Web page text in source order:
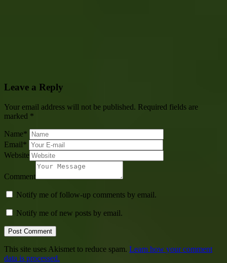
Leave a Reply
Your email address will not be published. Required fields are
marked *
Name*
Email*
Website
Comment
Notify me of follow-up comments by email.
Notify me of new posts by email.
This site uses Akismet to reduce spam. Learn how your comment
data is processed.